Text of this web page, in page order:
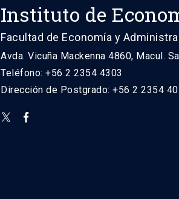
Instituto de
Facultad de Economía y
Avda. Vicuña Mackenna 4860, Macul.
Teléfono: +56 2 2354 4303
Dirección de Postgrado: +56 2 2354